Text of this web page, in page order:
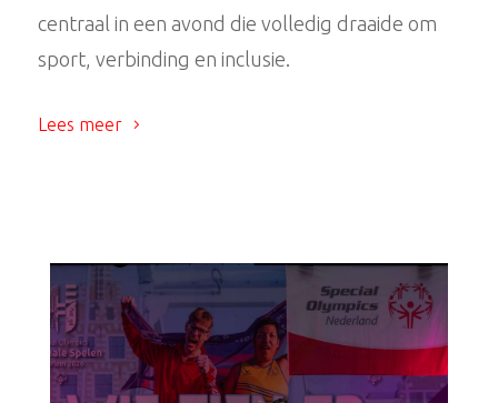
centraal in een avond die volledig draaide om
sport, verbinding en inclusie.
Lees meer